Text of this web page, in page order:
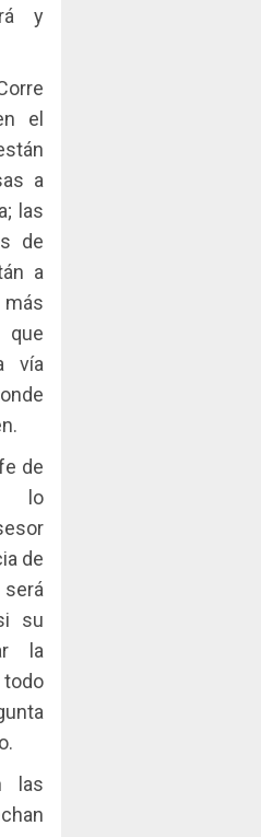
y
el
a
las
de
a
que
vía
de
lo
de
será
su
la
las